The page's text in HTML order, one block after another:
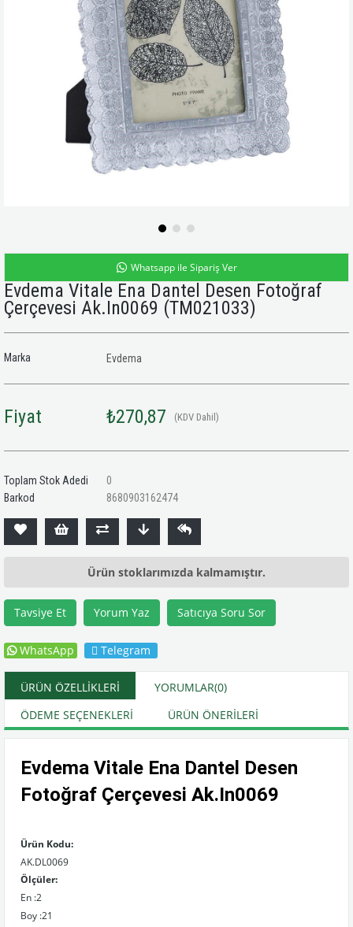
Whatsapp ile Sipariş Ver
Evdema Vitale Ena Dantel Desen Fotoğraf
Çerçevesi Ak.In0069 (TM021033)
Marka Evdema
Fiyat ₺270,87 (KDV Dahil)
Toplam Stok Adedi
0
Barkod
8680903162474
Ürün stoklarımızda kalmamıştır.
Tavsiye Et Yorum Yaz Satıcıya Soru Sor
WhatsApp Telegram
ÜRÜN ÖZELLIKLERI YORUMLAR(0)
ÖDEME SEÇENEKLERI
ÜRÜN ÖNERILERI
Evdema Vitale Ena Dantel Desen
Fotoğraf Çerçevesi Ak.In0069
Ürün Kodu:
AK.DL0069
Ölçüler:
En :2
Boy :21